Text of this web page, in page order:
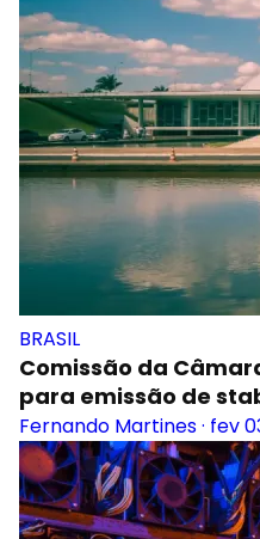
BRASIL
Comissão da
para emissão de
Fernando Martines· fev